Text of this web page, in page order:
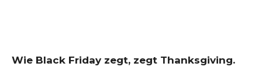
Wie Black Friday zegt, zegt Thanksgiving.